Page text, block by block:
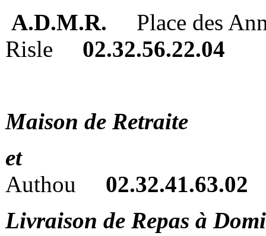
A.D.M.R. Place des
Risle 02.32.56.22.04
Maison de Retraite
et2 rue St
Authou 02.32.41.63.02
Livraison de Repas à